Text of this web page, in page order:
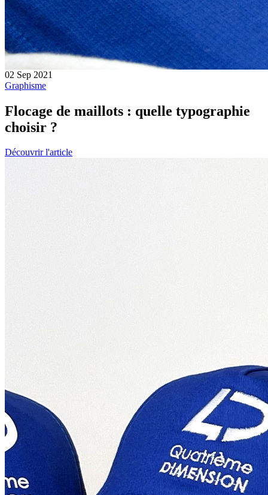
02 Sep 2021
Graphisme
Flocage de maillots : quelle typographie
choisir ?
Découvrir l'article